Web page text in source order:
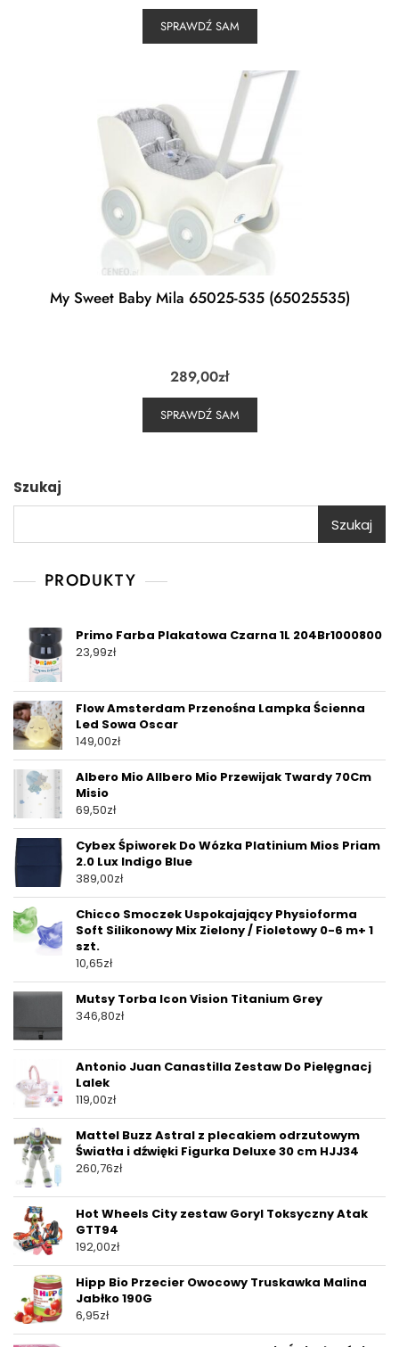
SPRAWDŹ SAM
My Sweet Baby Mila 65025-535 (65025535)
289,00zł
SPRAWDŹ SAM
Szukaj
Szukaj
PRODUKTY
Primo Farba Plakatowa Czarna 1L 204Br1000800
23,99zł
Flow Amsterdam Przenośna Lampka Ścienna
Led Sowa Oscar
149,00zł
Albero Mio Allbero Mio Przewijak Twardy 70Cm
Misio
69,50zł
Cybex Śpiworek Do Wózka Platinium Mios Priam
2.0 Lux Indigo Blue
389,00zł
Chicco Smoczek Uspokajający Physioforma
Soft Silikonowy Mix Zielony / Fioletowy 0-6 m+ 1
szt.
10,65zł
Mutsy Torba Icon Vision Titanium Grey
346,80zł
Antonio Juan Canastilla Zestaw Do Pielęgnacj
Lalek
119,00zł
Mattel Buzz Astral z plecakiem odrzutowym
Światła i dźwięki Figurka Deluxe 30 cm HJJ34
260,76zł
Hot Wheels City zestaw Goryl Toksyczny Atak
GTT94
192,00zł
Hipp Bio Przecier Owocowy Truskawka Malina
Jabłko 190G
6,95zł